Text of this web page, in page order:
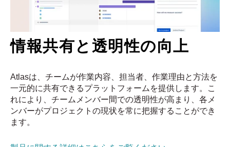
情報共有と透明性の向上
Atlasは、チームが作業内容、担当者、作業理由と方法を
一元的に共有できるプラットフォームを提供します。こ
れにより、チームメンバー間での透明性が高まり、各メ
ンバーがプロジェクトの現状を常に把握することができ
ます。